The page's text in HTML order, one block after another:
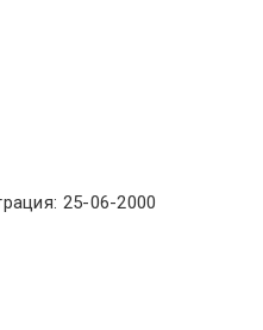
25-06-2000